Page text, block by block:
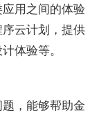
用之间的体验
云计划，提供
体验等。
，能够帮助金